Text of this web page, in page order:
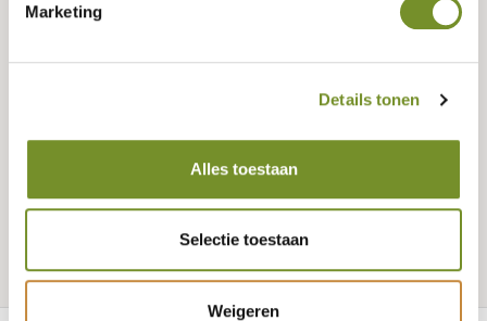
Marketing
Details tonen
Alles toestaan
Selectie toestaan
Weigeren
Tuindeco dealer? Log in voor je eigen prijzen.
Bestellen